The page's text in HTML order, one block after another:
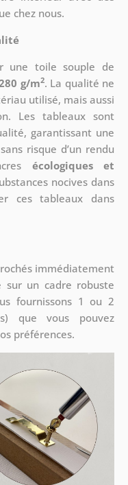
chez nous.
une toile souple de
g/m2. La qualité ne
utilisé, mais aussi
Les tableaux sont
garantissant une
risque d’un rendu
écologiques et
nocives dans
ces tableaux dans
immédiatement
un cadre robuste
fournissons 1 ou 2
que vous pouvez
préférences.